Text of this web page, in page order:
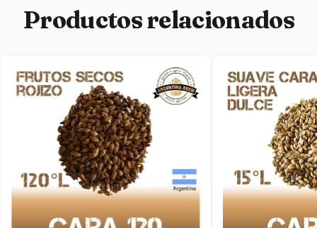
Productos relacionados